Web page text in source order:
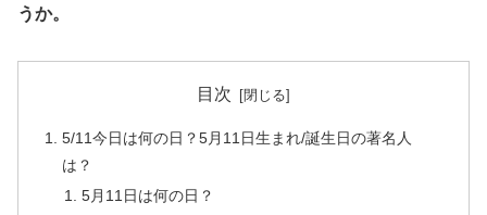
うか。
目次
5/11今日は何の日？5月11日生まれ/誕生日の著名人
は？
5月11日は何の日？